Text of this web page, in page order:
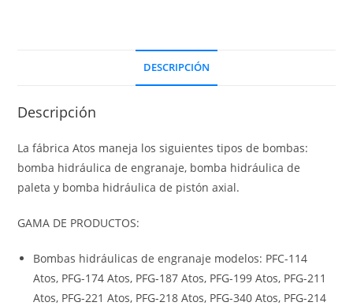
DESCRIPCIÓN
Descripción
La fábrica Atos maneja los siguientes tipos de bombas:
bomba hidráulica de engranaje, bomba hidráulica de
paleta y bomba hidráulica de pistón axial.
GAMA DE PRODUCTOS:
Bombas hidráulicas de engranaje modelos: PFC-114
Atos, PFG-174 Atos, PFG-187 Atos, PFG-199 Atos, PFG-211
Atos, PFG-221 Atos, PFG-218 Atos, PFG-340 Atos, PFG-214